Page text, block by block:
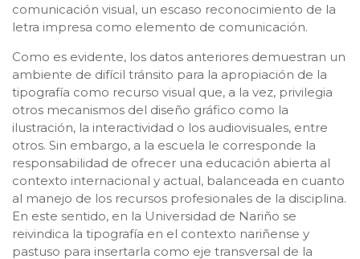
comunicación visual, un escaso reconocimiento de la
letra impresa como elemento de comunicación.
Como es evidente, los datos anteriores demuestran un
ambiente de difícil tránsito para la apropiación de la
tipografía como recurso visual que, a la vez, privilegia
otros mecanismos del diseño gráfico como la
ilustración, la interactividad o los audiovisuales, entre
otros. Sin embargo, a la escuela le corresponde la
responsabilidad de ofrecer una educación abierta al
contexto internacional y actual, balanceada en cuanto
al manejo de los recursos profesionales de la disciplina.
En este sentido, en la Universidad de Nariño se
reivindica la tipografía en el contexto nariñense y
pastuso para insertarla como eje transversal de la